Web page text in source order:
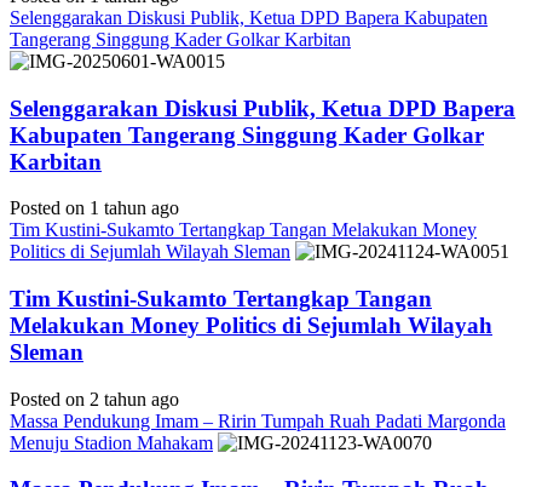
Selenggarakan Diskusi Publik, Ketua DPD Bapera Kabupaten
Tangerang Singgung Kader Golkar Karbitan
Selenggarakan Diskusi Publik, Ketua DPD Bapera
Kabupaten Tangerang Singgung Kader Golkar
Karbitan
Posted on 1 tahun ago
Tim Kustini-Sukamto Tertangkap Tangan Melakukan Money
Politics di Sejumlah Wilayah Sleman
Tim Kustini-Sukamto Tertangkap Tangan
Melakukan Money Politics di Sejumlah Wilayah
Sleman
Posted on 2 tahun ago
Massa Pendukung Imam – Ririn Tumpah Ruah Padati Margonda
Menuju Stadion Mahakam